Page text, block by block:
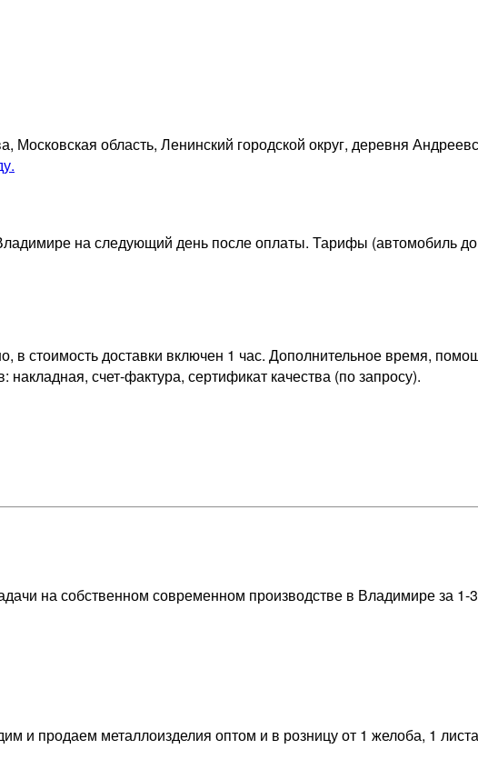
область, Ленинский городской округ, деревня
на следующий день после оплаты. Тарифы (автомобиль до
в стоимость доставки включен 1 час. Дополнительное время,
накладная, счет-фактура, сертификат качества (по запросу).
на собственном современном производстве в Владимире за 1-
и продаем металлоизделия оптом и в розницу от 1 желоба, 1